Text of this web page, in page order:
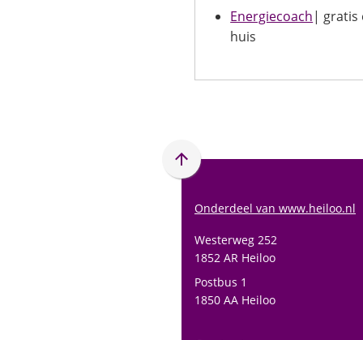
Energiecoach| gratis
huis
Scroll
boven
het
van
Onderdeel van www.heiloo.nl
Westerweg 252
1852 AR Heiloo
Postbus 1
1850 AA Heiloo